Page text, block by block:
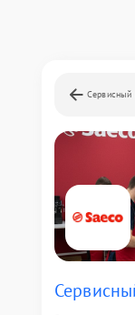
Сервисный